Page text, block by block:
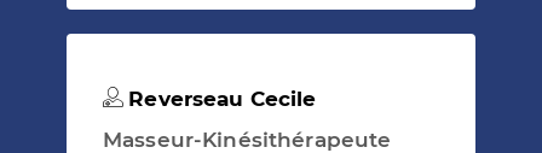
Reverseau Cecile
Masseur-Kinésithérapeute